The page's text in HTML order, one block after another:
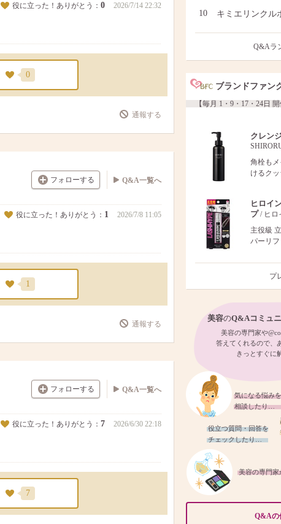
役に立った！ありがとう： 0 2026/7/14 22:32
0
通報する
フォローする Q&A一覧へ
役に立った！ありがとう： 1 2026/7/8 11:05
1
通報する
フォローする Q&A一覧へ
役に立った！ありがとう： 7 2026/6/30 22:18
7
10 キミエリンクル
Q&Aラ
ブランドファン
【毎月 1・9・17・24日 開
クレン
角栓も
けるク
ヒロイ
プ/ ヒロ
主役級
パーリフ
プ
美容のQ&Aコミュ
美容の専門家や
答えてくれるので、
きっとすぐに
気になる悩みを
相談したり…
役立つ質問・回答を
チェックしたり…
美容の専門
Q&Aの